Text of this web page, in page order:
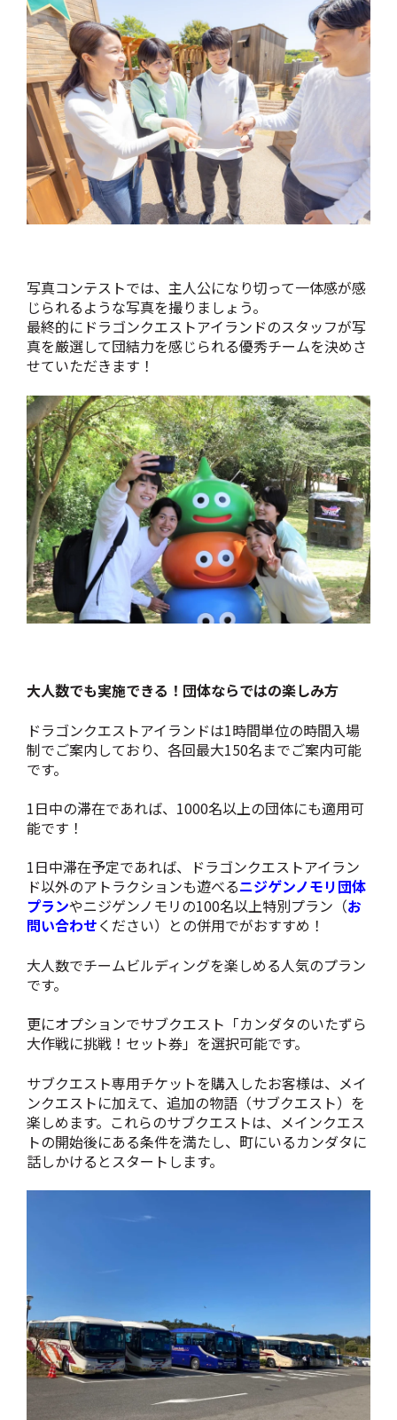
写真コンテストでは、主人公になり切って一体感が感
じられるような写真を撮りましょう。
最終的にドラゴンクエストアイランドのスタッフが写
真を厳選して団結力を感じられる優秀チームを決めさ
せていただきます！
大人数でも実施できる！団体ならではの楽しみ方
ドラゴンクエストアイランドは1時間単位の時間入場
制でご案内しており、各回最大150名までご案内可能
です。
1日中の滞在であれば、1000名以上の団体にも適用可
能です！
1日中滞在予定であれば、ドラゴンクエストアイラン
ド以外のアトラクションも遊べるニジゲンノモリ団体
プランやニジゲンノモリの100名以上特別プラン（お
問い合わせください）との併用でがおすすめ！
大人数でチームビルディングを楽しめる人気のプラン
です。
更にオプションでサブクエスト「カンダタのいたずら
大作戦に挑戦！セット券」を選択可能です。
サブクエスト専用チケットを購入したお客様は、メイ
ンクエストに加えて、追加の物語（サブクエスト）を
楽しめます。これらのサブクエストは、メインクエス
トの開始後にある条件を満たし、町にいるカンダタに
話しかけるとスタートします。